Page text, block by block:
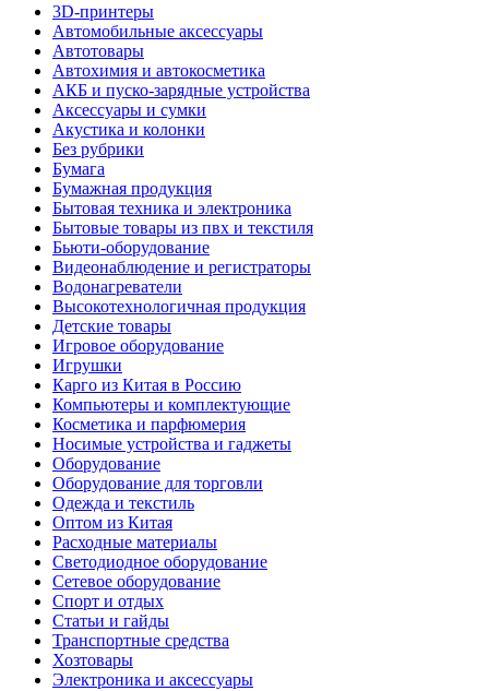
3D-принтеры
Автомобильные аксессуары
Автотовары
Автохимия и автокосметика
АКБ и пуско-зарядные устройства
Аксессуары и сумки
Акустика и колонки
Без рубрики
Бумага
Бумажная продукция
Бытовая техника и электроника
Бытовые товары из пвх и текстиля
Бьюти-оборудование
Видеонаблюдение и регистраторы
Водонагреватели
Высокотехнологичная продукция
Детские товары
Игровое оборудование
Игрушки
Карго из Китая в Россию
Компьютеры и комплектующие
Косметика и парфюмерия
Носимые устройства и гаджеты
Оборудование
Оборудование для торговли
Одежда и текстиль
Оптом из Китая
Расходные материалы
Светодиодное оборудование
Сетевое оборудование
Спорт и отдых
Статьи и гайды
Транспортные средства
Хозтовары
Электроника и аксессуары